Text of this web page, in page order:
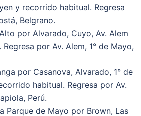
y recorrido habitual. Regresa
Belgrano.
por Alvarado, Cuyo, Av. Alem
por Av. Alem, 1° de Mayo,
por Casanova, Alvarado, 1° de
habitual. Regresa por Av.
Perú.
Parque de Mayo por Brown, Las